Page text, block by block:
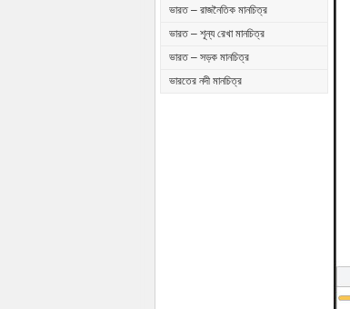
ভারত – রাজনৈতিক মানচিত্র
ভারত – শূন্য রেখা মানচিত্র
ভারত – সড়ক মানচিত্র
ভারতের নদী মানচিত্র